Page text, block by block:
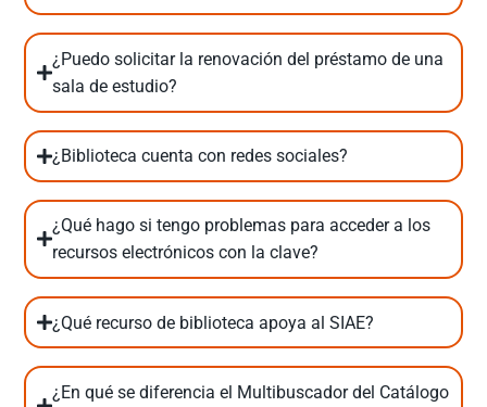
¿Puedo solicitar la renovación del préstamo de una
sala de estudio?
¿Biblioteca cuenta con redes sociales?
¿Qué hago si tengo problemas para acceder a los
recursos electrónicos con la clave?
¿Qué recurso de biblioteca apoya al SIAE?
¿En qué se diferencia el Multibuscador del Catálogo